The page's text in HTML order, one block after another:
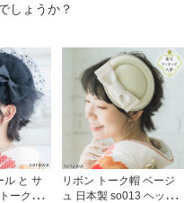
しょうか？
ル と サ
ーク帽
リボン トーク帽 ベージ
ュ 日本製 so013 ヘッド